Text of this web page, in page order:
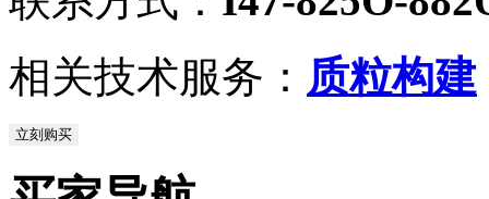
相关技术服务： 质粒构建
立刻购买